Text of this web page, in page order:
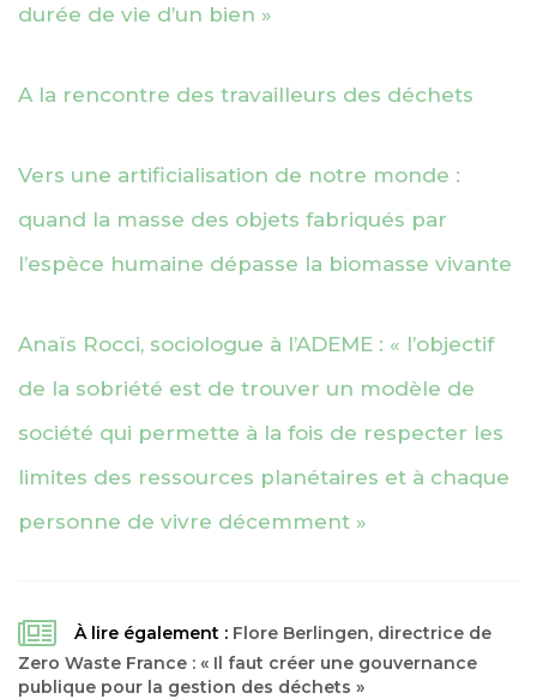
durée de vie d’un bien »
A la rencontre des travailleurs des déchets
Vers une artificialisation de notre monde :
quand la masse des objets fabriqués par
l’espèce humaine dépasse la biomasse vivante
Anaïs Rocci, sociologue à l’ADEME : « l’objectif
de la sobriété est de trouver un modèle de
société qui permette à la fois de respecter les
limites des ressources planétaires et à chaque
personne de vivre décemment »
À lire également : Flore Berlingen, directrice de
Zero Waste France : « Il faut créer une gouvernance
publique pour la gestion des déchets »